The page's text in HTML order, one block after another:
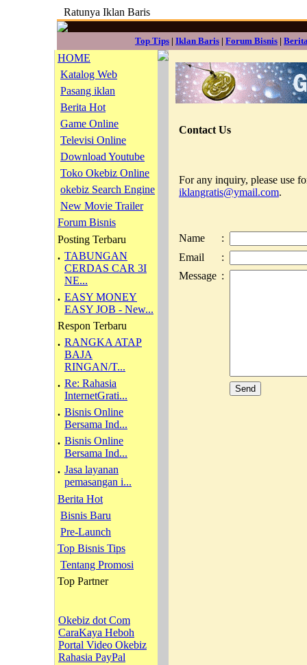
Ratunya Iklan Baris
Top Tips | Iklan Baris | Forum Bisnis |
HOME
Katalog Web
Pasang iklan
Berita Hot
Game Online
Televisi Online
Download Youtube
Toko Okebiz Online
okebiz Search Engine
New Movie Trailer
Forum Bisnis
Posting Terbaru
. TABUNGAN
CERDAS CAR 3I
NE...
. EASY MONEY
EASY JOB - New...
Respon Terbaru
. RANGKA ATAP
BAJA
RINGAN/T...
. Re: Rahasia
InternetGrati...
. Bisnis Online
Bersama Ind...
. Bisnis Online
Bersama Ind...
. Jasa layanan
pemasangan i...
Berita Hot
Bisnis Baru
Pre-Launch
Top Bisnis Tips
Tentang Promosi
Top Partner
Okebiz dot Com
CaraKaya Heboh
Portal Video Okebiz
Rahasia PayPal
Contact Us
For any inquiry, please use
iklangratis@ymail.com.
Name
:
Email
:
Message :